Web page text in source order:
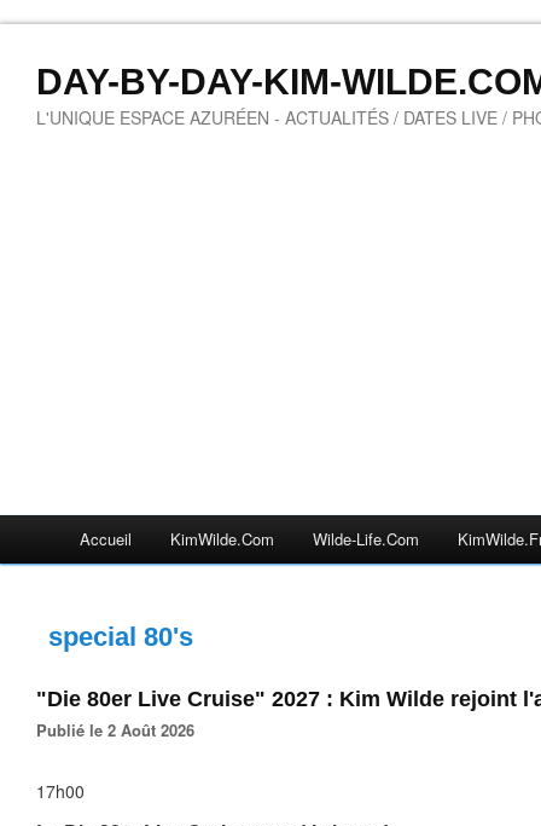
DAY-BY-DAY-KIM-
L'UNIQUE ESPACE AZURÉEN - ACTUALITÉS / DATES LIVE /
Accueil KimWilde.com Wilde-Life.com
special 80's
"Die 80er Live Cruise" 2027 : Kim Wilde rejoint
Publié le 2 Août 2026
17h00